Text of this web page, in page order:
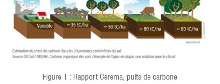
Figure 1 : Rapport Cerema, puits de carbone